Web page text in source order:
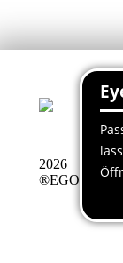
2026
®EGO